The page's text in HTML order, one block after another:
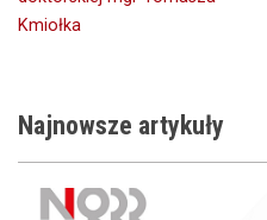
Kmiołka
Najnowsze artykuły